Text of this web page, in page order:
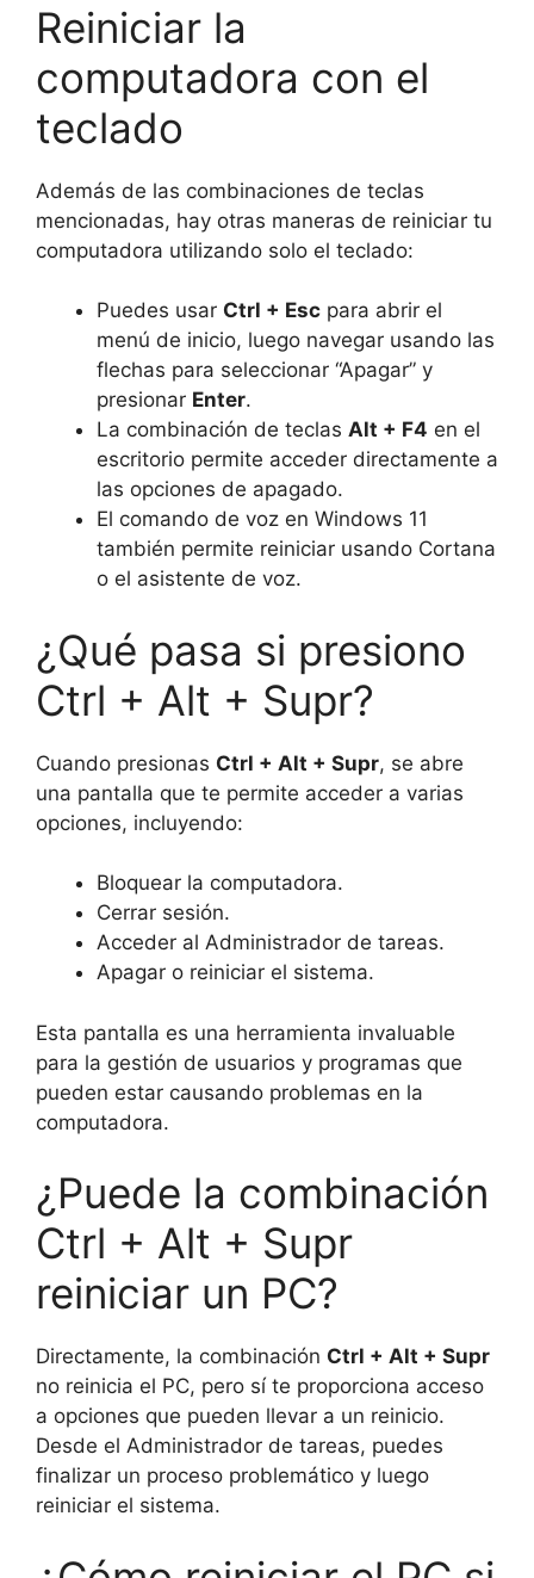
Reiniciar la
computadora con el
teclado
Además de las combinaciones de teclas
mencionadas, hay otras maneras de reiniciar tu
computadora utilizando solo el teclado:
Puedes usar Ctrl + Esc para abrir el
menú de inicio, luego navegar usando las
flechas para seleccionar “Apagar” y
presionar Enter.
La combinación de teclas Alt + F4 en el
escritorio permite acceder directamente a
las opciones de apagado.
El comando de voz en Windows 11
también permite reiniciar usando Cortana
o el asistente de voz.
¿Qué pasa si presiono
Ctrl + Alt + Supr?
Cuando presionas Ctrl + Alt + Supr, se abre
una pantalla que te permite acceder a varias
opciones, incluyendo:
Bloquear la computadora.
Cerrar sesión.
Acceder al Administrador de tareas.
Apagar o reiniciar el sistema.
Esta pantalla es una herramienta invaluable
para la gestión de usuarios y programas que
pueden estar causando problemas en la
computadora.
¿Puede la combinación
Ctrl + Alt + Supr
reiniciar un PC?
Directamente, la combinación Ctrl + Alt + Supr
no reinicia el PC, pero sí te proporciona acceso
a opciones que pueden llevar a un reinicio.
Desde el Administrador de tareas, puedes
finalizar un proceso problemático y luego
reiniciar el sistema.